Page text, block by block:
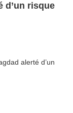
d’un risque